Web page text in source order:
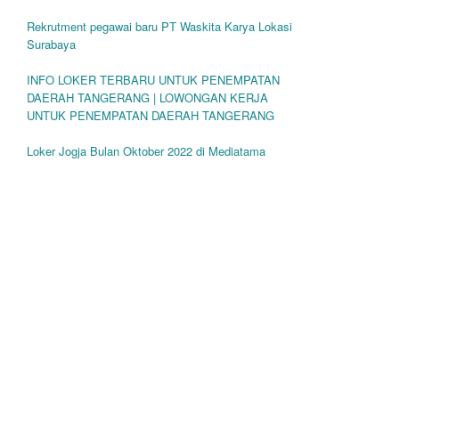
Rekrutment pegawai baru PT Waskita Karya Lokasi
Surabaya
INFO LOKER TERBARU UNTUK PENEMPATAN
DAERAH TANGERANG | LOWONGAN KERJA
UNTUK PENEMPATAN DAERAH TANGERANG
Loker Jogja Bulan Oktober 2022 di Mediatama